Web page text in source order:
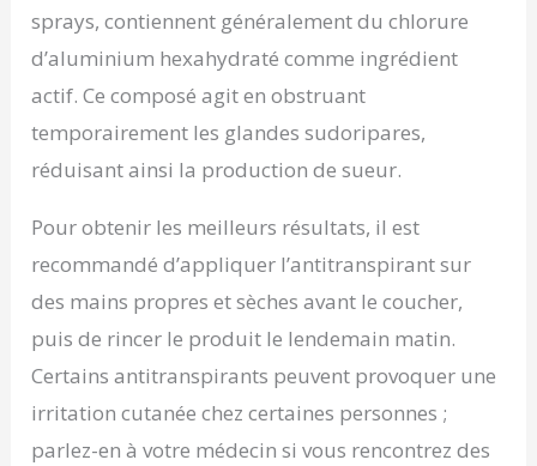
sprays, contiennent généralement du chlorure
d’aluminium hexahydraté comme ingrédient
actif. Ce composé agit en obstruant
temporairement les glandes sudoripares,
réduisant ainsi la production de sueur.
Pour obtenir les meilleurs résultats, il est
recommandé d’appliquer l’antitranspirant sur
des mains propres et sèches avant le coucher,
puis de rincer le produit le lendemain matin.
Certains antitranspirants peuvent provoquer une
irritation cutanée chez certaines personnes ;
parlez-en à votre médecin si vous rencontrez des